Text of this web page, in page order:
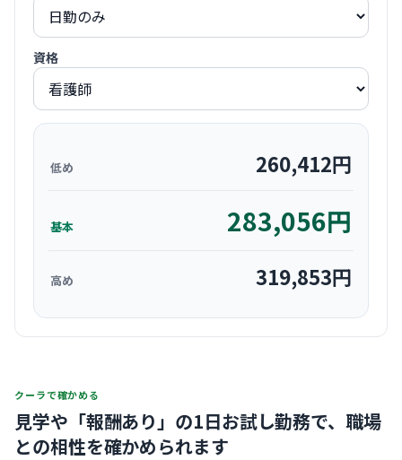
資格
低め 260,412円
基本 283,056円
高め 319,853円
クーラで確かめる
見学や「報酬あり」の1日お試し勤務で、 職場
との相性を確かめられます